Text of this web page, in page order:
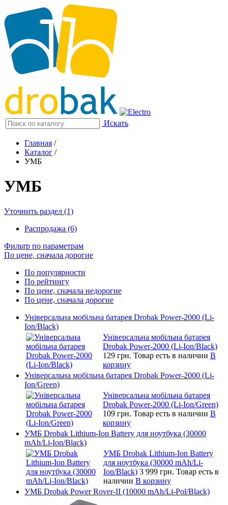
Искать
Главная /
Каталог /
УМБ
УМБ
Уточнить раздел (1)
Распродажа (6)
Фильтр по параметрам
По цене, сначала дорогие
По популярности
По рейтингу
По цене, сначала недорогие
По цене, сначала дорогие
Універсальна мобільна батарея Drobak Power-2000 (Li-
Ion/Black)
Універсальна мобільна батарея
Drobak Power-2000 (Li-Ion/Black)
129 грн. Товар есть в наличии В
корзину
Універсальна мобільна батарея Drobak Power-2000 (Li-
Ion/Green)
Універсальна мобільна батарея
Drobak Power-2000 (Li-Ion/Green)
109 грн. Товар есть в наличии В
корзину
УМБ Drobak Lithium-Ion Battery для ноутбука (30000
mAh/Li-Ion/Black)
УМБ Drobak Lithium-Ion Battery
для ноутбука (30000 mAh/Li-
Ion/Black) 3 999 грн. Товар есть в
наличии В корзину
УМБ Drobak Power Rover-II (10000 mAh/Li-Pol/Black)